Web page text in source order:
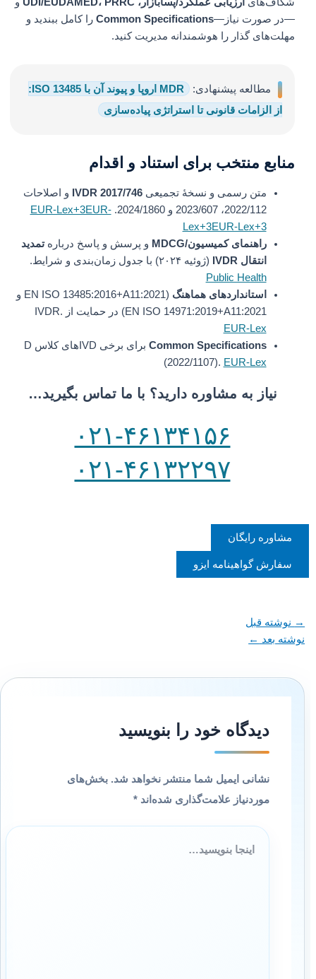
—در صورت نیاز—Common Specificationsرا کامل ببندید و
مهلت‌های گذار را هوشمندانه مدیریت کنید.
مطالعه پیشنهادی:
MDR اروپا و پیوند آن با ISO 13485:
از الزامات قانونی تا استراتژی پیاده‌سازی
منابع منتخب برای استناد و اقدام
متن رسمی و نسخهٔ تجمیعی IVDR 2017/746و اصلاحات
2022/112، 2023/607 و 2024/1860.
EUR-Lex+3EUR-
Lex+3EUR-Lex+3
راهنمای کمیسیون/‏MDCG
و پرسش و پاسخ دربارهتمدید
انتقال IVDR
(ژوئیه ۲۰۲۴) با جدول زمان‌بندی و شرایط.
Public Health
استانداردهای هماهنگ
(EN ISO 13485:2016+A11:2021 و
EN ISO 14971:2019+A11:2021) در حمایت از IVDR.
EUR-Lex
Common Specifications
برای برخی IVDهای کلاس D
(2022/1107).EUR-Lex
نیاز به مشاوره دارید؟ با ما تماس بگیرید…
۰۲۱-۴۶۱۳۴۱۵۶
۰۲۱-۴۶۱۳۲۲۹۷
مشاوره رایگان
سفارش گواهینامه ایزو
→نوشته قبل
نوشته بعد←
دیدگاه‌ خود را بنویسید
نشانی ایمیل شما منتشر نخواهد شد. بخش‌های
موردنیاز علامت‌گذاری شده‌اند*
اینجا
بنویسید…